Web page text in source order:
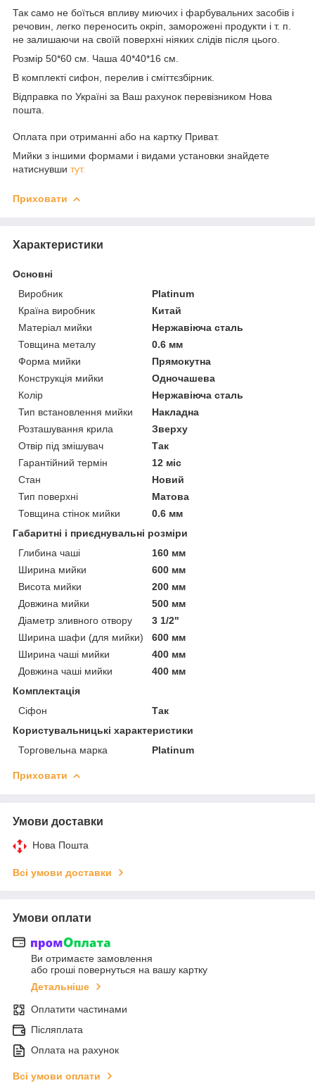
Так само не боїться впливу миючих і фарбувальних засобів і
речовин, легко переносить окріп, заморожені продукти і т. п.
не залишаючи на своїй поверхні ніяких слідів після цього.
Розмір 50*60 см. Чаша 40*40*16 см.
В комплекті сифон, перелив і сміттєзбірник.
Відправка по Україні за Ваш рахунок перевізником Нова
пошта.
Оплата при отриманні або на картку Приват.
Мийки з іншими формами і видами установки знайдете
натиснувши тут.
Приховати
Характеристики
Основні
Виробник
Platinum
Країна виробник
Китай
Матеріал мийки
Нержавіюча сталь
Товщина металу
0.6 мм
Форма мийки
Прямокутна
Конструкція мийки
Одночашева
Колір
Нержавіюча сталь
Тип встановлення мийки
Накладна
Розташування крила
Зверху
Отвір під змішувач
Так
Гарантійний термін
12 міс
Стан
Новий
Тип поверхні
Матова
Товщина стінок мийки
0.6 мм
Габаритні і приєднувальні розміри
Глибина чаші
160 мм
Ширина мийки
600 мм
Висота мийки
200 мм
Довжина мийки
500 мм
Діаметр зливного отвору
3 1/2"
Ширина шафи (для мийки)
600 мм
Ширина чаші мийки
400 мм
Довжина чаші мийки
400 мм
Комплектація
Сіфон
Так
Користувальницькі характеристики
Торговельна марка
Platinum
Приховати
Умови доставки
Нова Пошта
Всі умови доставки
Умови оплати
Ви отримаєте замовлення
або гроші повернуться на вашу картку
Детальніше
Оплатити частинами
Післяплата
Оплата на рахунок
Всі умови оплати